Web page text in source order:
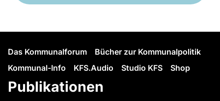
Das Kommunalforum
Bücher zur Kommunalpolitik
Kommunal-Info
KFS.Audio Studio KFS Shop
Publikationen